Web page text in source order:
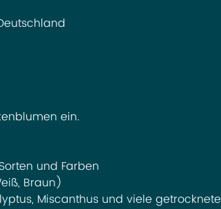
ein.
und Farben
Braun)
Miscanthus und viele getrocknete